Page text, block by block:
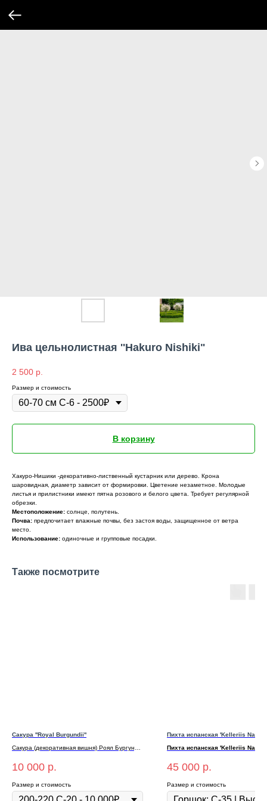
Ива цельнолистная ''Hakuro Nishiki"
2 500 р.
Размер и стоимость
В корзину
Хакуро-Нишики -декоративно-лиственный кустарник или дерево. Крона
шаровидная, диаметр зависит от формировки. Цветение незаметное. Молодые
листья и прилистники имеют пятна розового и белого цвета. Требует регулярной
обрезки.
Местоположение: солнце, полутень.
Почва: предпочитает влажные почвы, без застоя воды, защищенное от ветра
место.
Использование: одиночные и групповые посадки.
Также посмотрите
Сакура ''Royal Burgundii''
Сакура (декоративная вишня) Роял Бургунди
10 000 р.
Размер и стоимость
Пихта испанская 'Kelleriis Nana'
Пихта испанская 'Kelleriis Nana'
100 см
45 000 р.
Размер и стоимость